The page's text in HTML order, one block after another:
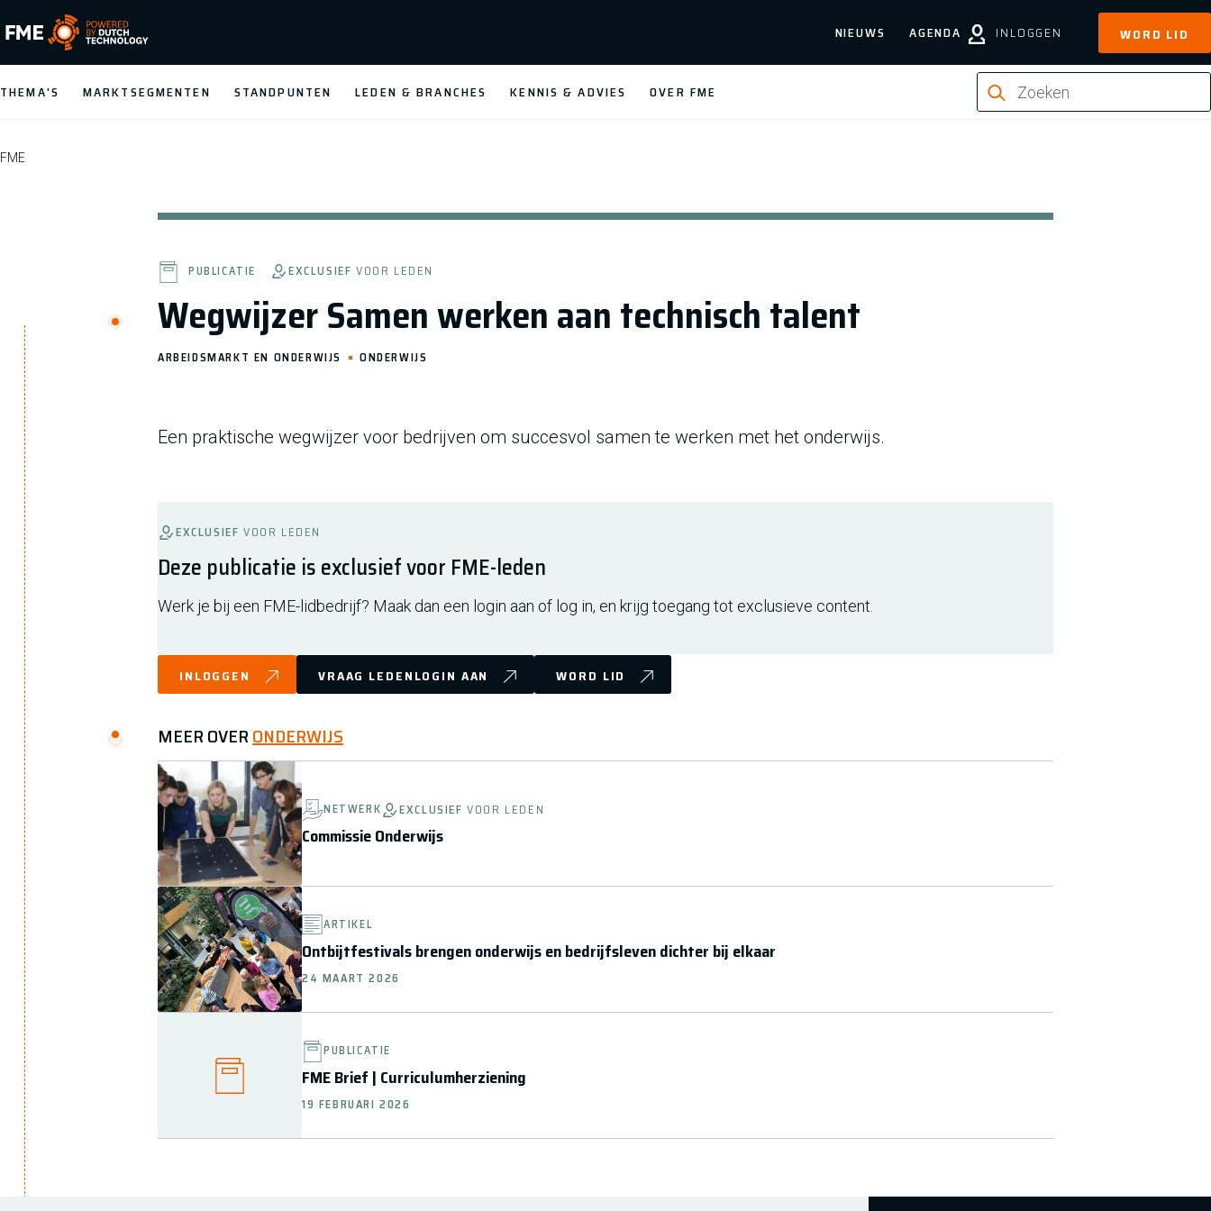
FME Logo, to the homepage
NIEUWS AGENDA INLOGGEN WORD LID
THEMA'S MARKTSEGMENTEN STANDPUNTEN LEDEN & BRANCHES KENNIS & ADVIES OVER FME
FME
Wegwijzer Samen werken aan technisch talent
PUBLICATIE EXCLUSIEF VOOR LEDEN
ARBEIDSMARKT EN ONDERWIJS ONDERWIJS
Een praktische wegwijzer voor bedrijven om succesvol samen te werken met het onderwijs.
EXCLUSIEF VOOR LEDEN
Deze publicatie is exclusief voor FME-leden
Werk je bij een FME-lidbedrijf? Maak dan een login aan of log in, en krijg toegang tot exclusieve content.
INLOGGEN VRAAG LEDENLOGIN AAN WORD LID
MEER OVERONDERWIJS
NETWERK EXCLUSIEFVOOR LEDEN
Commissie Onderwijs
ARTIKEL
Ontbijtfestivals brengen onderwijs en bedrijfsleven dichter bij elkaar
24 MAART 2026
PUBLICATIE
FME Brief | Curriculumherziening
19 FEBRUARI 2026